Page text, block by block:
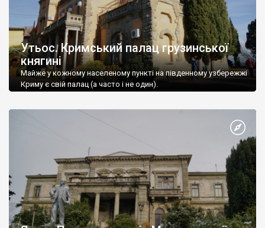
Утьос. Кримський палац грузинської
княгині
Майже у кожному населеному пункті на південному узбережжі
Криму є свій палац (а часто і не один).